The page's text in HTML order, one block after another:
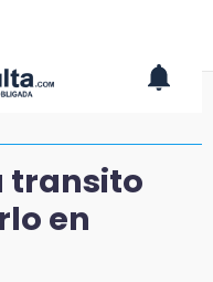
transito
en